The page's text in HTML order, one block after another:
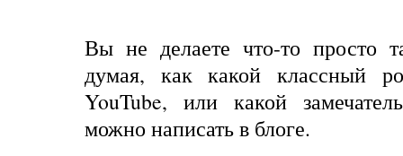
Вы не делаете что-то просто
думая, как какой классный
YouTube, или какой
можно написать в блоге.